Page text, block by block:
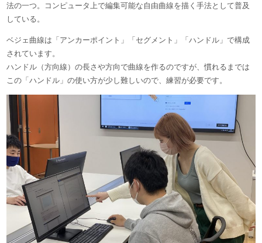
法の一つ。コンピュータ上で編集可能な自由曲線を描く手法として普及
している。
ベジェ曲線は「アンカーポイント」「セグメント」「ハンドル」で構成
されています。
ハンドル（方向線）の長さや方向で曲線を作るのですが、慣れるまでは
この「ハンドル」の使い方が少し難しいので、練習が必要です。